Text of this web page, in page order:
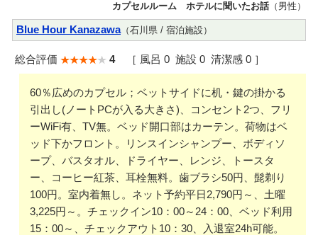
カプセルルーム ホテルに聞いたお話 （男性）
Blue Hour Kanazawa（石川県 / 宿泊施設）
総合評価 4［ 風呂 0 施設 0 清潔感 0 ］
60％広めのカプセル；ベットサイドに机・鍵の掛かる
引出し(ノートPCが入る大きさ)、コンセント2つ、フリ
ーWiFi有、TV無。ベッド開口部はカーテン。荷物はベ
ッド下かフロント。リンスインシャンプー、ボディソ
ープ、バスタオル、ドライヤー、レンジ、トースタ
ー、コーヒー紅茶、耳栓無料。歯ブラシ50円、髭剃り
100円。室内着無し。ネット予約平日2,790円～、土曜
3,225円～。チェックイン10：00～24：00、ベッド利用
15：00～、チェックアウト10：30、入退室24h可能。